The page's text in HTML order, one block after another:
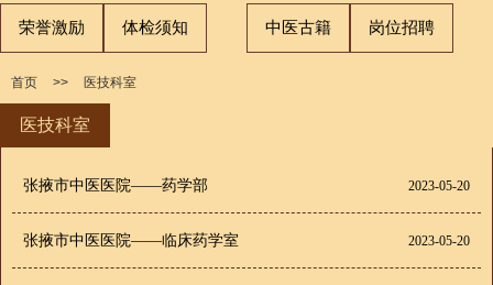
荣誉激励 体检须知 中医古籍 岗位招聘
首页 >> 医技科室
医技科室
张掖市中医医院——药学部 2023-05-20
张掖市中医医院——临床药学室 2023-05-20